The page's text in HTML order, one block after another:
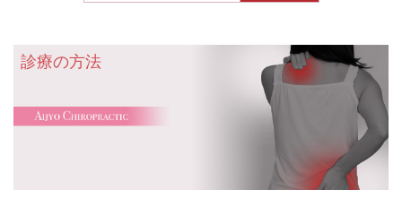
診療の方法